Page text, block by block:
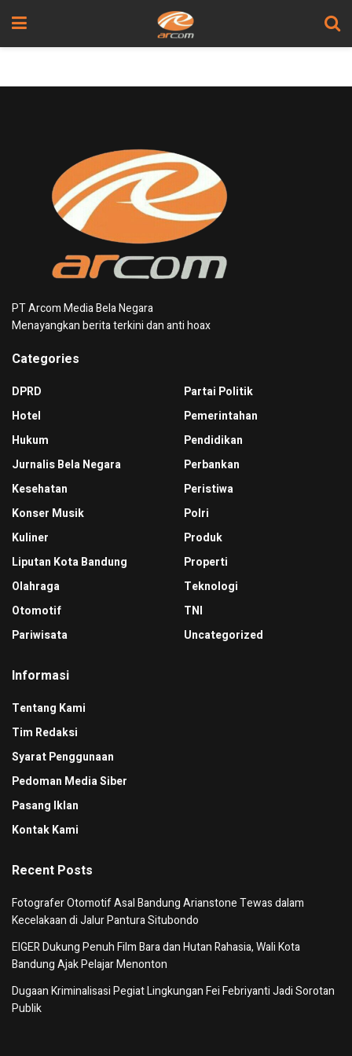
PT Arcom Media Bela Negara
Menayangkan berita terkini dan anti hoax
Categories
DPRD
Hotel
Hukum
Jurnalis Bela Negara
Kesehatan
Konser Musik
Kuliner
Liputan Kota Bandung
Olahraga
Otomotif
Pariwisata
Partai Politik
Pemerintahan
Pendidikan
Perbankan
Peristiwa
Polri
Produk
Properti
Teknologi
TNI
Uncategorized
Informasi
Tentang Kami
Tim Redaksi
Syarat Penggunaan
Pedoman Media Siber
Pasang Iklan
Kontak Kami
Recent Posts
Fotografer Otomotif Asal Bandung Arianstone Tewas dalam
Kecelakaan di Jalur Pantura Situbondo
EIGER Dukung Penuh Film Bara dan Hutan Rahasia, Wali Kota
Bandung Ajak Pelajar Menonton
Dugaan Kriminalisasi Pegiat Lingkungan Fei Febriyanti Jadi Sorotan
Publik